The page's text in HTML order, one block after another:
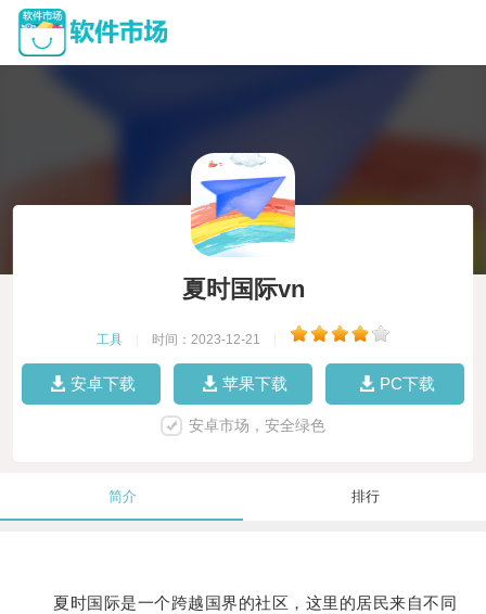
夏时国际vn
工具 时间：2023-12-21
安卓下载 苹果下载 PC下载
安卓市场，安全绿色
简介 排行
夏时国际是一个跨越国界的社区，这里的居民来自不同